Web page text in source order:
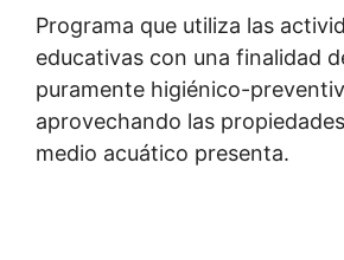
Programa que utiliza las
educativas con una finalidad
puramente higiénico-
aprovechando las
medio acuático presenta.